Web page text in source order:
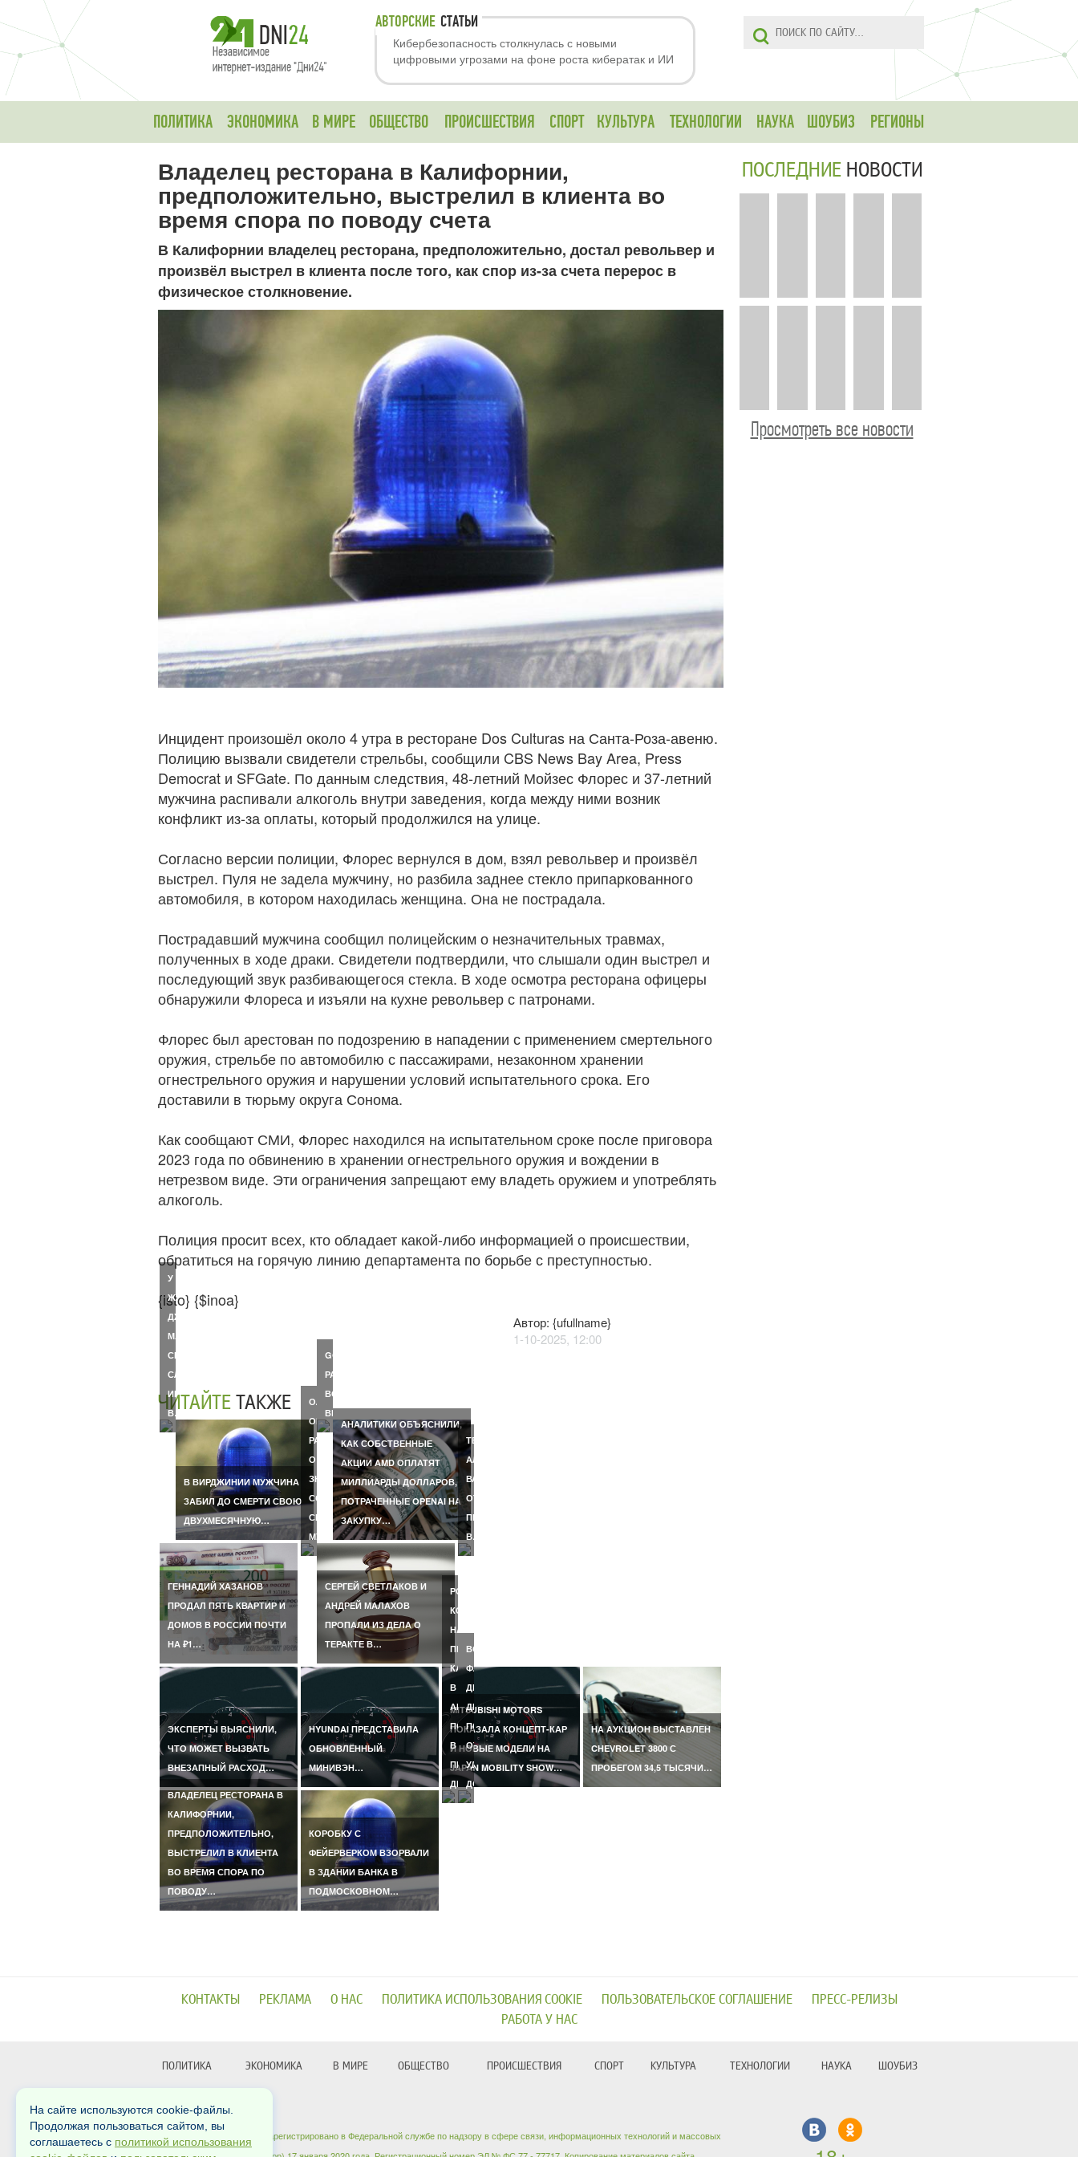
АВТОРСКИЕ СТАТЬИ
Кибербезопасность столкнулась с новыми
цифровыми угрозами на фоне роста кибератак и ИИ
ПОЛИТИКА ЭКОНОМИКА В МИРЕ ОБЩЕСТВО ПРОИСШЕСТВИЯ СПОРТ КУЛЬТУРА ТЕХНОЛОГИИ НАУКА ШОУБИЗ РЕГИОНЫ
Владелец ресторана в Калифорнии,
предположительно, выстрелил в клиента во
время спора по поводу счета
В Калифорнии владелец ресторана, предположительно, достал револьвер и
произвёл выстрел в клиента после того, как спор из-за счета перерос в
физическое столкновение.
Инцидент произошёл около 4 утра в ресторане Dos Culturas на Санта-Роза-авеню.
Полицию вызвали свидетели стрельбы, сообщили CBS News Bay Area, Press
Democrat и SFGate. По данным следствия, 48-летний Мойзес Флорес и 37-летний
мужчина распивали алкоголь внутри заведения, когда между ними возник
конфликт из-за оплаты, который продолжился на улице.
Согласно версии полиции, Флорес вернулся в дом, взял револьвер и произвёл
выстрел. Пуля не задела мужчину, но разбила заднее стекло припаркованного
автомобиля, в котором находилась женщина. Она не пострадала.
Пострадавший мужчина сообщил полицейским о незначительных травмах,
полученных в ходе драки. Свидетели подтвердили, что слышали один выстрел и
последующий звук разбивающегося стекла. В ходе осмотра ресторана офицеры
обнаружили Флореса и изъяли на кухне револьвер с патронами.
Флорес был арестован по подозрению в нападении с применением смертельного
оружия, стрельбе по автомобилю с пассажирами, незаконном хранении
огнестрельного оружия и нарушении условий испытательного срока. Его
доставили в тюрьму округа Сонома.
Как сообщают СМИ, Флорес находился на испытательном сроке после приговора
2023 года по обвинению в хранении огнестрельного оружия и вождении в
нетрезвом виде. Эти ограничения запрещают ему владеть оружием и употреблять
алкоголь.
Полиция просит всех, кто обладает какой-либо информацией о происшествии,
обратиться на горячую линию департамента по борьбе с преступностью.
{isto} {$inoa}
Автор: {ufullname}
1-10-2025, 12:00
ЧИТАЙТЕТАКЖЕ
У
ЖЕНЫ
ДЖОНА
МАККЕЙНА
СИНДИ
СЛУЧИЛСЯ
ИНСУЛЬТ
В…
В ВИРДЖИНИИ МУЖЧИНА
ЗАБИЛ ДО СМЕРТИ СВОЮ
ДВУХМЕСЯЧНУЮ…
GOOGLE
РАСШИРИЛА
ВОЗМОЖНОСТИ
ВИРТУАЛЬНОЙ…
АНАЛИТИКИ ОБЪЯСНИЛИ,
КАК СОБСТВЕННЫЕ
АКЦИИ AMD ОПЛАТЯТ
МИЛЛИАРДЫ ДОЛЛАРОВ,
ПОТРАЧЕННЫЕ OPENAI НА
ЗАКУПКУ…
ГЕННАДИЙ ХАЗАНОВ
ПРОДАЛ ПЯТЬ КВАРТИР И
ДОМОВ В РОССИИ ПОЧТИ
НА ₽1…
ОЛЬГА
ОРЛОВА
РАССКАЗАЛА
О
ЗНАКОМСТВЕ
СО
СВОИМ
МУЖЕМ…
СЕРГЕЙ СВЕТЛАКОВ И
АНДРЕЙ МАЛАХОВ
ПРОПАЛИ ИЗ ДЕЛА О
ТЕРАКТЕ В…
ТЕЛЕВЕДУЩИЙ
АЛЕКСАНДР
ВАСИЛЬЕВ
ОТКАЗАЛСЯ
ПРИЕЗЖАТЬ
В…
ЭКСПЕРТЫ ВЫЯСНИЛИ,
ЧТО МОЖЕТ ВЫЗВАТЬ
ВНЕЗАПНЫЙ РАСХОД…
HYUNDAI ПРЕДСТАВИЛА
ОБНОВЛЁННЫЙ
МИНИВЭН…
MITSUBISHI MOTORS
ПОКАЗАЛА КОНЦЕПТ-КАР
И НОВЫЕ МОДЕЛИ НА
JAPAN MOBILITY SHOW…
НА АУКЦИОН ВЫСТАВЛЕН
CHEVROLET 3800 С
ПРОБЕГОМ 34,5 ТЫСЯЧИ…
ВЛАДЕЛЕЦ РЕСТОРАНА В
КАЛИФОРНИИ,
ПРЕДПОЛОЖИТЕЛЬНО,
ВЫСТРЕЛИЛ В КЛИЕНТА
ВО ВРЕМЯ СПОРА ПО
ПОВОДУ…
КОРОБКУ С
ФЕЙЕРВЕРКОМ ВЗОРВАЛИ
В ЗДАНИИ БАНКА В
ПОДМОСКОВНОМ…
РОССИЯНКА,
КОТОРУЮ
НАСМЕРТЬ
ПЕРЕЕХАЛ
КАТЕР
В
АНТАЛЬЕ,
ПОГИБЛА
В
ПЕРВЫЙ
ДЕНЬ…
ВО
ФЛОРИДЕ
ДВУХЛЕТНЯЯ
ДЕВОЧКА
ПОГИБЛА
ОТ
УДАРА
ДОМАШНЕГО…
ПОСЛЕДНИЕ НОВОСТИ
Просмотреть все новости
КОНТАКТЫ РЕКЛАМА О НАС ПОЛИТИКА ИСПОЛЬЗОВАНИЯ COOKIE ПОЛЬЗОВАТЕЛЬСКОЕ СОГЛАШЕНИЕ
ПРЕСС-РЕЛИЗЫ
РАБОТА У НАС
ПОЛИТИКА ЭКОНОМИКА В МИРЕ ОБЩЕСТВО ПРОИСШЕСТВИЯ СПОРТ КУЛЬТУРА ТЕХНОЛОГИИ НАУКА ШОУБИЗ
Copyrights © 2012-2026
Сетевое издание «Dni24» зарегистрировано в Федеральной службе по надзору в сфере связи, информационных технологий и массовых
На сайте используются cookie-файлы.
Продолжая пользоваться сайтом, вы
соглашаетесь с политикой использования